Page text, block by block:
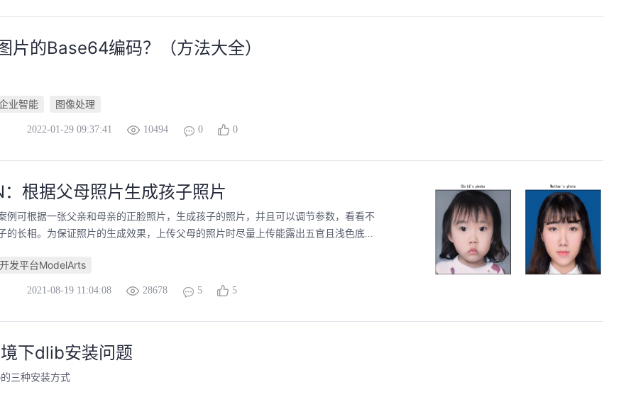
片的Base64编码？（方法大全）
业智能 图像处理
2022-01-29 09:37:41 10494 0 0
根据父母照片生成孩子照片
例可根据一张父亲和母亲的正脸照片，生成孩子的照片，并且可以调节参数，看看不
的长相。为保证照片的生成效果，上传父母的照片时尽量上传能露出五官且浅色底...
发平台ModelArts
2021-08-19 11:04:08 28678 5 5
下dlib安装问题
三种安装方式